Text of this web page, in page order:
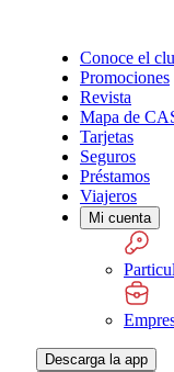
Conoce el
Promociones
Revista
Mapa de
Tarjetas
Seguros
Préstamos
Viajeros
Mi cuenta
Descarga la app